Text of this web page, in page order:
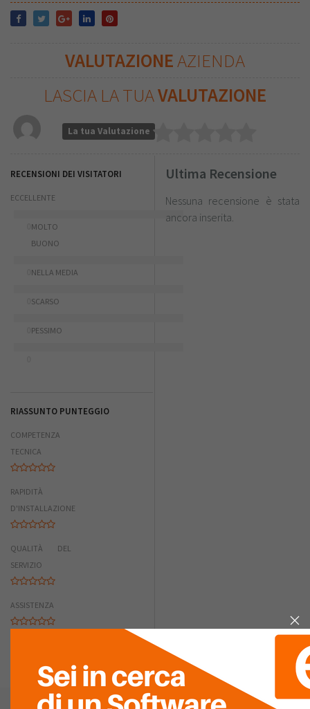
VALUTAZIONEAZIENDA
LASCIA LA TUAVALUTAZIONE
La tua Valutazione
RECENSIONI DEI VISITATORI
ECCELLENTE
MOLTO
BUONO
NELLA MEDIA
SCARSO
PESSIMO
RIASSUNTO PUNTEGGIO
COMPETENZA
TECNICA
RAPIDITÀ
D'INSTALLAZIONE
QUALITÀ DEL
SERVIZIO
ASSISTENZA
Ultima Recensione
Nessuna recensione è stata
ancora inserita.
LISTARECENSIONI (0)